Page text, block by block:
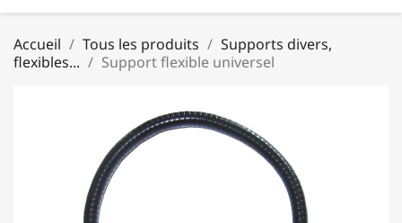
Accueil Tous les produits
Supports divers,
flexibles...
Support flexible universel